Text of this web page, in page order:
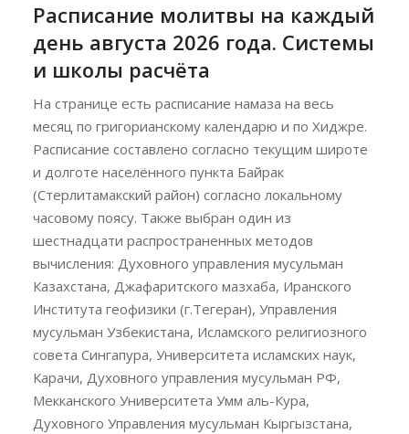
Расписание молитвы на каждый
день августа 2026 года. Системы
и школы расчёта
На странице есть расписание намаза на весь
месяц по григорианскому календарю и по Хиджре.
Расписание составлено согласно текущим широте
и долготе населённого пункта Байрак
(Стерлитамакский район) согласно локальному
часовому поясу. Также выбран один из
шестнадцати распространенных методов
вычисления: Духовного управления мусульман
Казахстана, Джафаритского мазхаба, Иранского
Института геофизики (г.Тегеран), Управления
мусульман Узбекистана, Исламского религиозного
совета Сингапура, Университета исламских наук,
Карачи, Духовного управления мусульман РФ,
Мекканского Университета Умм аль-Кура,
Духовного Управления мусульман Кыргызстана,